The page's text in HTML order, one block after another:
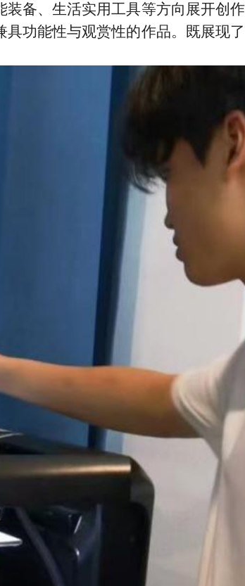
备、生活实用工具等方向展开创
功能性与观赏性的作品。既展现